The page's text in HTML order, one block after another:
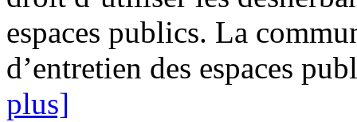
espaces publics. La
d’entretien des espaces
plus]